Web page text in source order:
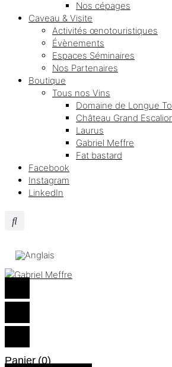
Nos cépages
Caveau & Visite
Activités œnotouristiques
Évènements
Espaces Séminaires
Nos Partenaires
Boutique
Tous nos Vins
Domaine de Longue
Château Grand
Laurus
Gabriel Meffre
Fat bastard
Facebook
Instagram
LinkedIn
Panier (0)